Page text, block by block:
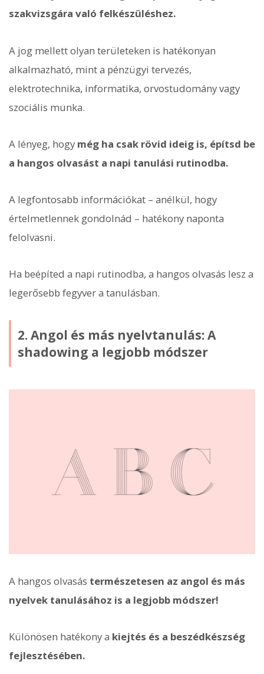
szakvizsgára való felkészüléshez.
A jog mellett olyan területeken is hatékonyan
alkalmazható, mint a pénzügyi tervezés,
elektrotechnika, informatika, orvostudomány vagy
szociális munka.
A lényeg, hogy még ha csak rövid ideig is, építsd be
a hangos olvasást a napi tanulási rutinodba.
A legfontosabb információkat – anélkül, hogy
értelmetlennek gondolnád – hatékony naponta
felolvasni.
Ha beépíted a napi rutinodba, a hangos olvasás lesz a
legerősebb fegyver a tanulásban.
2. Angol és más nyelvtanulás: A
shadowing a legjobb módszer
A hangos olvasás természetesen az angol és más
nyelvek tanulásához is a legjobb módszer!
Különösen hatékony a kiejtés és a beszédkészség
fejlesztésében.